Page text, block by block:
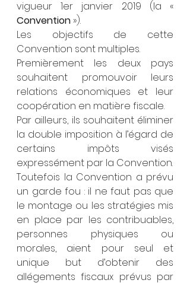
Convention »).
Les objectifs de cette
Convention sont multiples.
Premièrement les deux pays
souhaitent promouvoir leurs
relations économiques et leur
coopération en matière fiscale.
Par ailleurs, ils souhaitent éliminer
la double imposition à l’égard de
certains impôts visés
expressément par la Convention.
Toutefois la Convention a prévu
un garde fou : il ne faut pas que
le montage ou les stratégies mis
en place par les contribuables,
personnes physiques ou
morales, aient pour seul et
unique but d’obtenir des
allégements fiscaux prévus par